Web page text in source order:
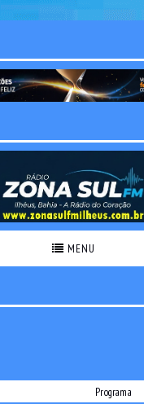
MENU
Programa